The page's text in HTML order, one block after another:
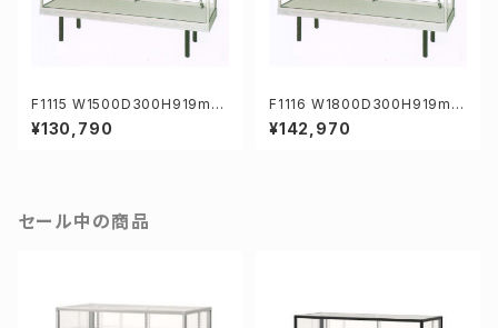
F1115 W1500D300H919mm
業務用ガラスケース ショーケー
ス
¥130,790
F1116 W1800D300H919mm
業務用ガラスケース ショーケー
ス
¥142,970
セール中の商品